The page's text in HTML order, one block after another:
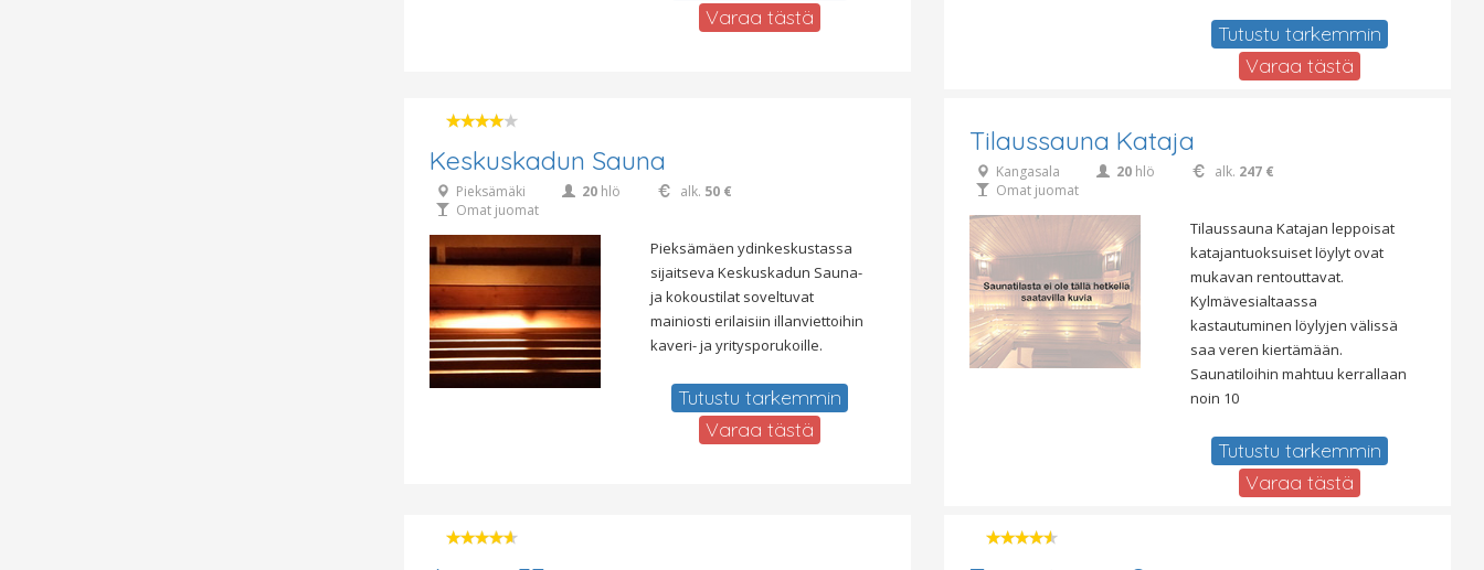
Varaa tästä
Tutustu tarkemmin
Varaa tästä
Keskuskadun Sauna
Pieksämäki 20 hlö alk. 50 €
Omat juomat
Pieksämäen ydinkeskustassa
sijaitseva Keskuskadun Sauna-
ja kokoustilat soveltuvat
mainiosti erilaisiin illanviettoihin
kaveri- ja yritysporukoille.
Tutustu tarkemmin
Varaa tästä
Tilaussauna Kataja
Kangasala 20 hlö alk. 247 €
Omat juomat
Tilaussauna Katajan leppoisat
katajantuoksuiset löylyt ovat
mukavan rentouttavat.
Kylmävesialtaassa
kastautuminen löylyjen välissä
saa veren kiertämään.
Saunatiloihin mahtuu kerrallaan
noin 10
Tutustu tarkemmin
Varaa tästä